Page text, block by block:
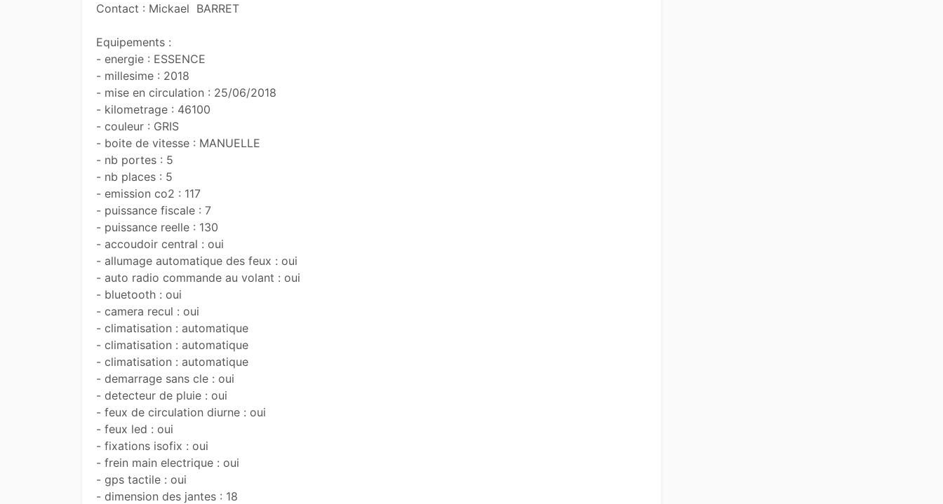
Contact : Mickael  BARRET
Equipements :
- energie : ESSENCE
- millesime : 2018
- mise en circulation : 25/06/2018
- kilometrage : 46100
- couleur : GRIS
- boite de vitesse : MANUELLE
- nb portes : 5
- nb places : 5
- emission co2 : 117
- puissance fiscale : 7
- puissance reelle : 130
- accoudoir central : oui
- allumage automatique des feux : oui
- auto radio commande au volant : oui
- bluetooth : oui
- camera recul : oui
- climatisation : automatique
- climatisation : automatique
- climatisation : automatique
- demarrage sans cle : oui
- detecteur de pluie : oui
- feux de circulation diurne : oui
- feux led : oui
- fixations isofix : oui
- frein main electrique : oui
- gps tactile : oui
- dimension des jantes : 18